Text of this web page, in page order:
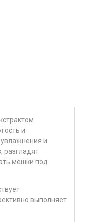
и
и
разгладят
мешки под
выполняет